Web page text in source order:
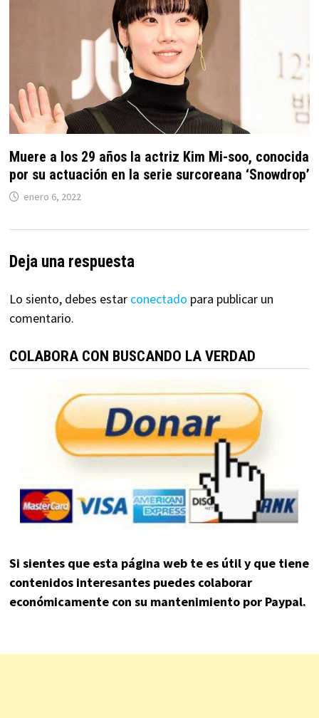
Muere a los 29 años la actriz Kim Mi-soo, conocida
por su actuación en la serie surcoreana ‘Snowdrop’
enero 6, 2022
Deja una respuesta
Lo siento, debes estar conectado para publicar un
comentario.
COLABORA CON BUSCANDO LA VERDAD
Si sientes que esta página web te es útil y que tiene
contenidos interesantes puedes colaborar
económicamente con su mantenimiento por Paypal.